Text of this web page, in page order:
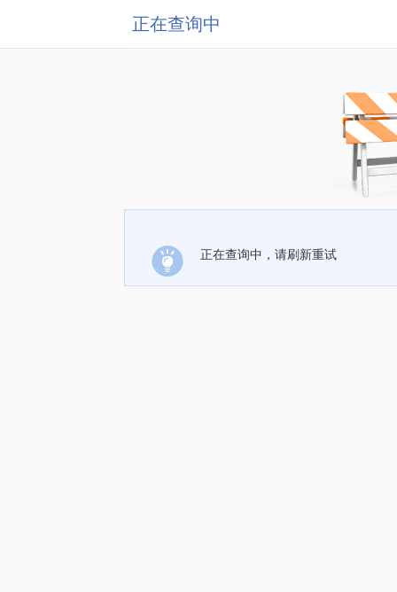
正在查询中
正在查询中，请刷新重试